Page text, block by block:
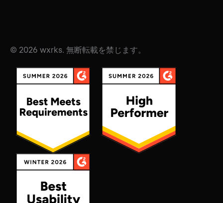
© 2026 wxrks. 無断転載を禁じます。